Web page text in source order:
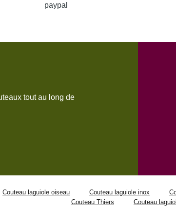
paypal
tout au long de
Couteau laguiole oiseau Couteau laguiole inox
Couteau Thiers
Couteau